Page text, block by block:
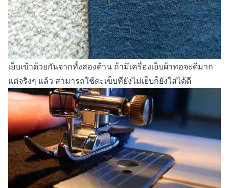
เย็บเข้าด้วยกันจากทั้งสองด้าน ถ้ามีเครื่องเย็บผ้าทอจะดีมาก
แต่จริงๆ แล้ว สามารถใช้ตะเข็บที่ยังไม่เย็บก็ยังใส่ได้ดี